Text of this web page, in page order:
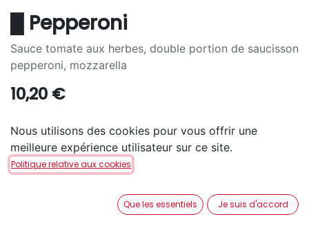
█ Pepperoni
Sauce tomate aux herbes, double portion de saucisson
pepperoni, mozzarella
10,20 €
TAILLE
S M + 7,30€ L + 15,10€
Nous utilisons des cookies pour vous offrir une
meilleure expérience utilisateur sur ce site.
Politique relative aux cookies
Que les essentiels Je suis d'accord